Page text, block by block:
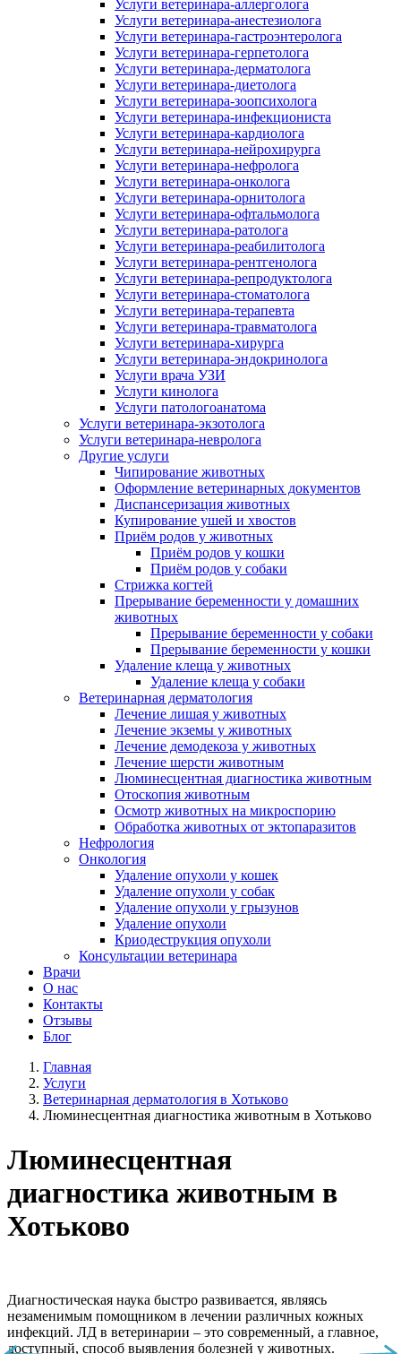
Услуги ветеринара-аллерголога
Услуги ветеринара-анестезиолога
Услуги ветеринара-гастроэнтеролога
Услуги ветеринара-герпетолога
Услуги ветеринара-дерматолога
Услуги ветеринара-диетолога
Услуги ветеринара-зоопсихолога
Услуги ветеринара-инфекциониста
Услуги ветеринара-кардиолога
Услуги ветеринара-нейрохирурга
Услуги ветеринара-нефролога
Услуги ветеринара-онколога
Услуги ветеринара-орнитолога
Услуги ветеринара-офтальмолога
Услуги ветеринара-ратолога
Услуги ветеринара-реабилитолога
Услуги ветеринара-рентгенолога
Услуги ветеринара-репродуктолога
Услуги ветеринара-стоматолога
Услуги ветеринара-терапевта
Услуги ветеринара-травматолога
Услуги ветеринара-хирурга
Услуги ветеринара-эндокринолога
Услуги врача УЗИ
Услуги кинолога
Услуги патологоанатома
Услуги ветеринара-экзотолога
Услуги ветеринара-невролога
Другие услуги
Чипирование животных
Оформление ветеринарных документов
Диспансеризация животных
Купирование ушей и хвостов
Приём родов у животных
Приём родов у кошки
Приём родов у собаки
Стрижка когтей
Прерывание беременности у домашних
животных
Прерывание беременности у собаки
Прерывание беременности у кошки
Удаление клеща у животных
Удаление клеща у собаки
Ветеринарная дерматология
Лечение лишая у животных
Лечение экземы у животных
Лечение демодекоза у животных
Лечение шерсти животным
Люминесцентная диагностика животным
Отоскопия животным
Осмотр животных на микроспорию
Обработка животных от эктопаразитов
Нефрология
Онкология
Удаление опухоли у кошек
Удаление опухоли у собак
Удаление опухоли у грызунов
Удаление опухоли
Криодеструкция опухоли
Консультации ветеринара
Врачи
О нас
Контакты
Отзывы
Блог
Главная
Услуги
Ветеринарная дерматология в Хотьково
Люминесцентная диагностика животным в Хотьково
Люминесцентная
диагностика животным в
Хотьково
Диагностическая наука быстро развивается, являясь
незаменимым помощником в лечении различных кожных
инфекций. ЛД в ветеринарии – это современный, а главное,
доступный, способ выявления болезней у животных.